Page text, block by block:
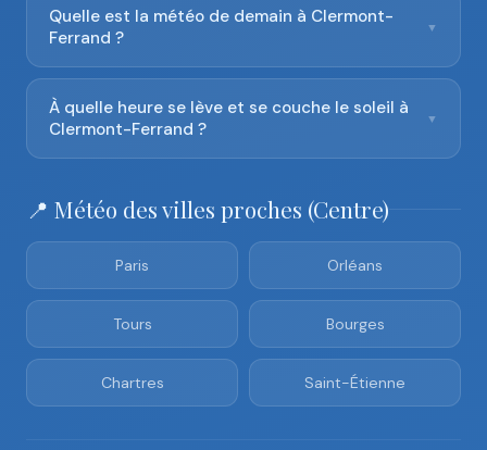
Quelle est la météo de demain à Clermont-
Ferrand ?
▼
À quelle heure se lève et se couche le soleil à
Clermont-Ferrand ?
▼
📍 Météo des villes proches (Centre)
Paris Orléans
Tours Bourges
Chartres Saint-Étienne